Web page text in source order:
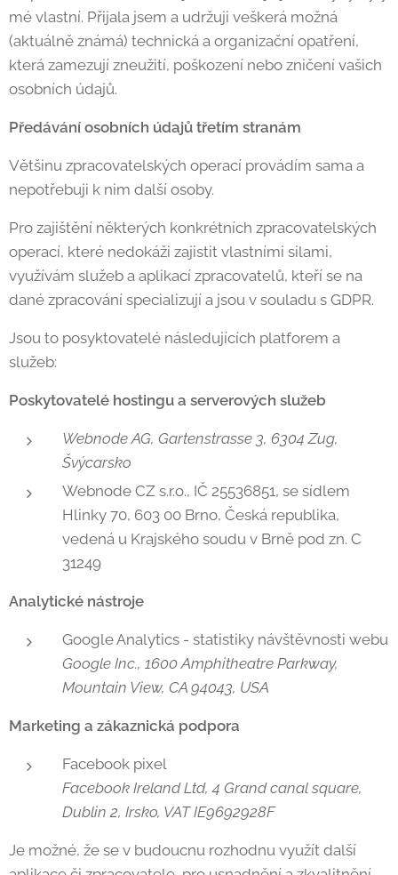
mé vlastní. Přijala jsem a udržuji veškerá možná
(aktuálně známá) technická a organizační opatření,
která zamezují zneužití, poškození nebo zničení vašich
osobních údajů.
Předávání osobních údajů třetím stranám
Většinu zpracovatelských operací provádím sama a
nepotřebuji k nim další osoby.
Pro zajištění některých konkrétních zpracovatelských
operací, které nedokáži zajistit vlastními silami,
využívám služeb a aplikací zpracovatelů, kteří se na
dané zpracování specializují a jsou v souladu s GDPR.
Jsou to posyktovatelé následujících platforem a
služeb:
Poskytovatelé hostingu a serverových služeb
Webnode AG, Gartenstrasse 3, 6304 Zug,
Švýcarsko
Webnode CZ s.r.o., IČ 25536851, se sídlem
Hlinky 70, 603 00 Brno, Česká republika,
vedená u Krajského soudu v Brně pod zn. C
31249
Analytické nástroje
Google Analytics - statistiky návštěvnosti webu
Google Inc., 1600 Amphitheatre Parkway,
Mountain View, CA 94043, USA
Marketing a zákaznická podpora
Facebook pixel
Facebook Ireland Ltd, 4 Grand canal square,
Dublin 2, Irsko, VAT IE9692928F
Je možné, že se v budoucnu rozhodnu využít další